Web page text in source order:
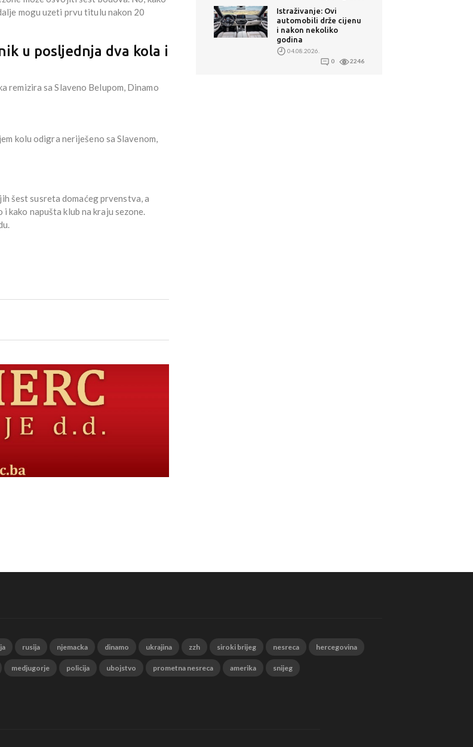
mogu uzeti prvu titulu nakon 20
u posljednja dva kola i
remizira sa Slaveno Belupom, Dinamo
kolu odigra neriješeno sa Slavenom,
šest susreta domaćeg prvenstva, a
kako napušta klub na kraju sezone.
Istraživanje: Ovi
automobili drže cijenu
i nakon nekoliko
godina
04.08.2026.
0
2246
rusija njemacka dinamo ukrajina zzh siroki brijeg nesreca hercegovina
medjugorje policija ubojstvo prometna nesreca amerika snijeg